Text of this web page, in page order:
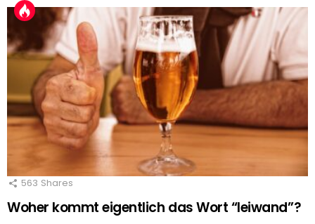
563 Shares
Woher kommt eigentlich das Wort “leiwand”?